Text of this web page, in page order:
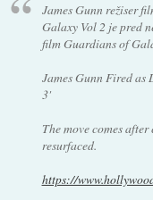
James Gunn režiser
Galaxy Vol 2 je pred
film Guardians of
James Gunn Fired
3'
The move comes
resurfaced.
https://